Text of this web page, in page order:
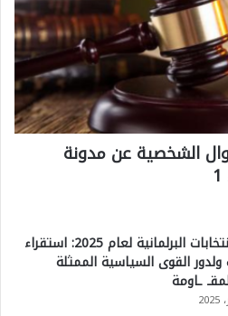
الشخصية عن مدونة
خارطة الانتخابات البرلمانية لعام 2025: استقراء
ولدور القوى السياسية الممثلة
ـاومة